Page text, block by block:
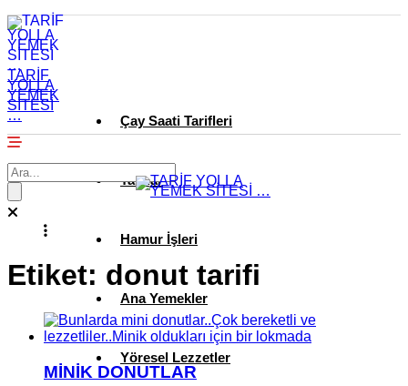
TARİF
YOLLA
YEMEK
SİTESİ
… Çay Saati Tarifleri
Tatlılar
Hamur İşleri
Ana Yemekler
Yöresel Lezzetler
Etiket: donut tarifi
MİNİK DONUTLAR